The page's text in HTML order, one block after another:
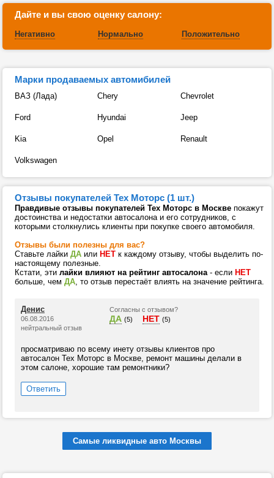
Дайте и вы свою оценку салону:
Негативно Нормально Положительно
Марки продаваемых автомибилей
ВАЗ (Лада) Chery Chevrolet
Ford Hyundai Jeep
Kia Opel Renault
Volkswagen
Отзывы покупателей Тех Моторс (1 шт.)
Правдивые отзывы покупателей Тех Моторс в Москве покажут
достоинства и недостатки автосалона и его сотрудников, с
которыми столкнулись клиенты при покупке своего автомобиля.
Отзывы были полезны для вас?
Ставьте лайки ДА или НЕТ к каждому отзыву, чтобы выделить по-
настоящему полезные.
Кстати, эти лайки влияют на рейтинг автосалона- если НЕТ
больше, чем ДА, то отзыв перестаёт влиять на значение рейтинга.
Денис
06.08.2016
нейтральный отзыв
Согласны с отзывом?
ДА (5) НЕТ (5)
просматриваю по всему инету отзывы клиентов про
автосалон Тех Моторс в Москве, ремонт машины делали в
этом салоне, хорошие там ремонтники?
Ответить
Самые ликвидные авто Москвы